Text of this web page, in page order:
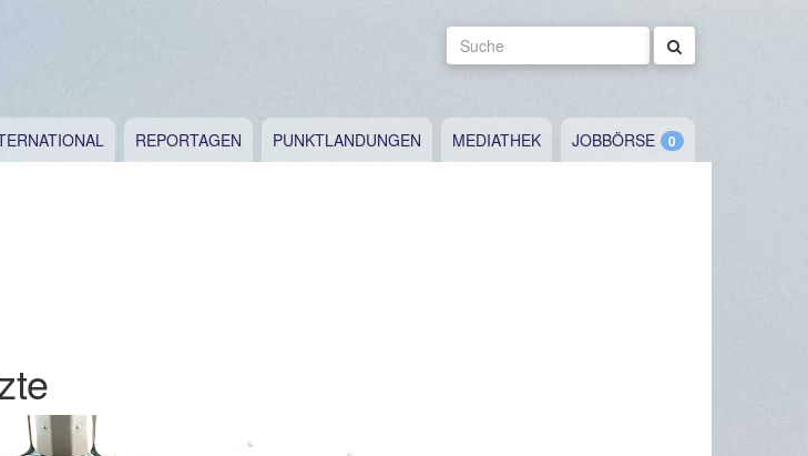
Suche
REPORTAGEN PUNKTLANDUNGEN MEDIATHEK JOBBÖRSE